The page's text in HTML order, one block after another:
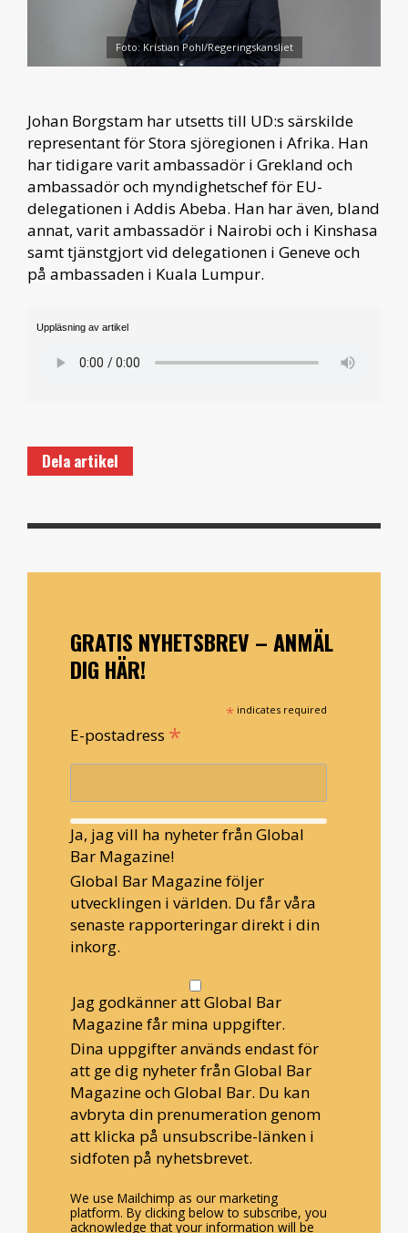
Foto: Kristian Pohl/Regeringskansliet
Johan Borgstam har utsetts till UD:s särskilde
representant för Stora sjöregionen i Afrika. Han
har tidigare varit ambassadör i Grekland och
ambassadör och myndighetschef för EU-
delegationen i Addis Abeba. Han har även, bland
annat, varit ambassadör i Nairobi och i Kinshasa
samt tjänstgjort vid delegationen i Geneve och
på ambassaden i Kuala Lumpur.
Uppläsning av artikel
Dela artikel
GRATIS NYHETSBREV – ANMÄL
DIG HÄR!
* indicates required
E-postadress *
Ja, jag vill ha nyheter från Global
Bar Magazine!
Global Bar Magazine följer
utvecklingen i världen. Du får våra
senaste rapporteringar direkt i din
inkorg.
Jag godkänner att Global Bar
Magazine får mina uppgifter.
Dina uppgifter används endast för
att ge dig nyheter från Global Bar
Magazine och Global Bar. Du kan
avbryta din prenumeration genom
att klicka på unsubscribe-länken i
sidfoten på nyhetsbrevet.
We use Mailchimp as our marketing
platform. By clicking below to subscribe, you
acknowledge that your information will be